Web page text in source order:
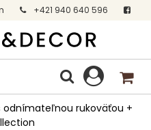
+421 940 640 596
odnímateľnou rukoväťou +